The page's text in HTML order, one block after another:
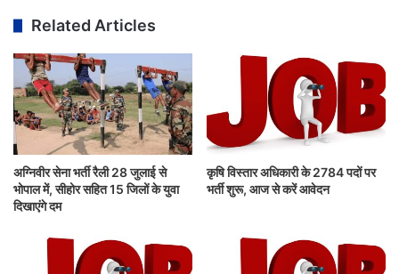
Related Articles
अग्निवीर सेना भर्ती रैली 28 जुलाई से
भोपाल में, सीहोर सहित 15 जिलों के युवा
दिखाएंगे दम
कृषि विस्तार अधिकारी के 2784 पदों पर
भर्ती शुरू, आज से करें आवेदन